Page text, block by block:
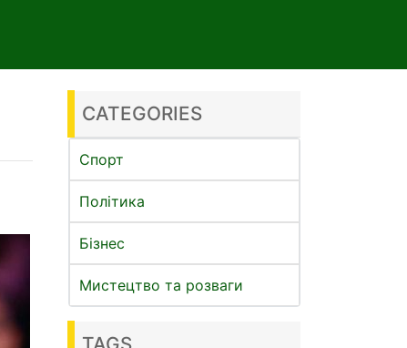
CATEGORIES
Спорт
Політика
Бізнес
Мистецтво та розваги